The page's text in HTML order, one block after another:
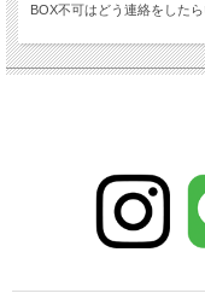
BOX不可はどう連絡をしたら